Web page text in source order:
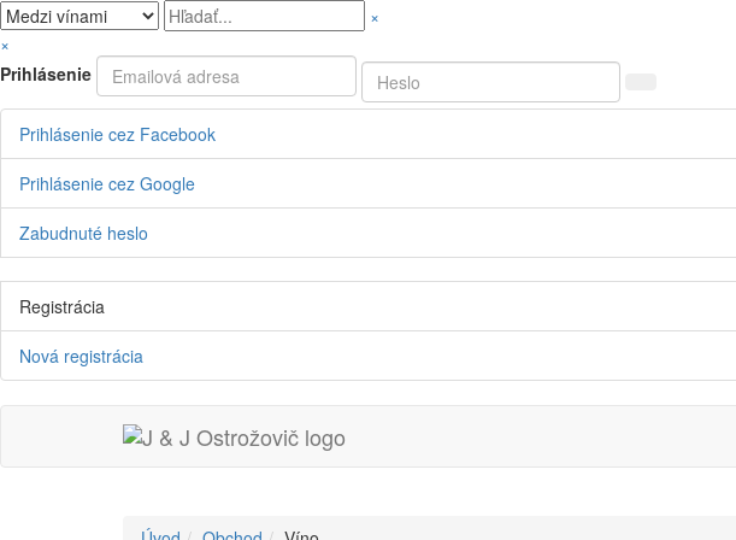
×
×
Prihlásenie
Prihlásenie cez Facebook
Prihlásenie cez Google
Zabudnuté heslo
Registrácia
Nová registrácia